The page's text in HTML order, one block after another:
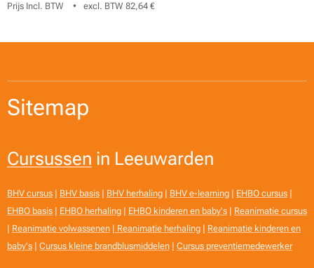
Prijs Incl. BTW excl. BTW 82,64 €
Sitemap
Cursussen in Leeuwarden
BHV cursus | BHV basis | BHV herhaling | BHV e-learning | EHBO cursus |
EHBO basis | EHBO herhaling | EHBO kinderen en baby's | Reanimatie cursus
| Reanimatie volwassenen | Reanimatie herhaling | Reanimatie kinderen en
baby's | Cursus kleine brandblusmiddelen | Cursus preventiemedewerker